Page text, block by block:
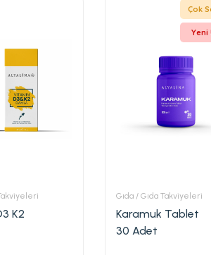
K2
Çok
Yeni
Gıda / Gıda Takviyeleri
Karamuk Tablet
30 Adet